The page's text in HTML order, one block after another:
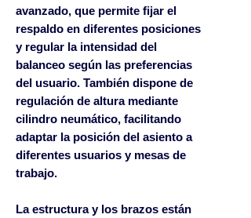
avanzado, que permite fijar el
respaldo en diferentes posiciones
y regular la intensidad del
balanceo según las preferencias
del usuario. También dispone de
regulación de altura mediante
cilindro neumático, facilitando
adaptar la posición del asiento a
diferentes usuarios y mesas de
trabajo.
La estructura y los brazos están